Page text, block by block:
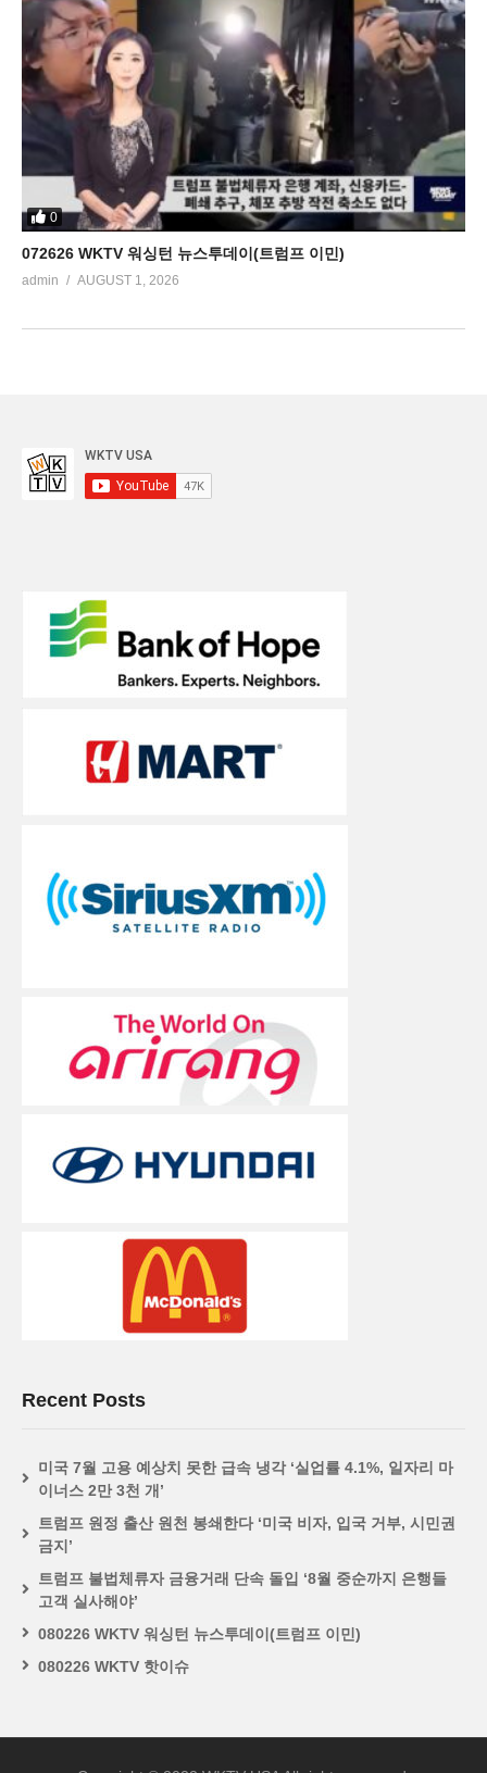
0
072626 WKTV 워싱턴 뉴스투데이(트럼프 이민)
admin AUGUST 1, 2026
Recent Posts
미국 7월 고용 예상치 못한 급속 냉각 ‘실업률 4.1%, 일자리 마
이너스 2만 3천 개’
트럼프 원정 출산 원천 봉쇄한다 ‘미국 비자, 입국 거부, 시민권
금지’
트럼프 불법체류자 금융거래 단속 돌입 ‘8월 중순까지 은행들
고객 실사해야’
080226 WKTV 워싱턴 뉴스투데이(트럼프 이민)
080226 WKTV 핫이슈